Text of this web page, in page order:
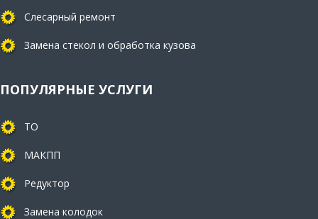
Слесарный ремонт
Замена стекол и обработка кузова
ПОПУЛЯРНЫЕ УСЛУГИ
ТО
МАКПП
Редуктор
Замена колодок